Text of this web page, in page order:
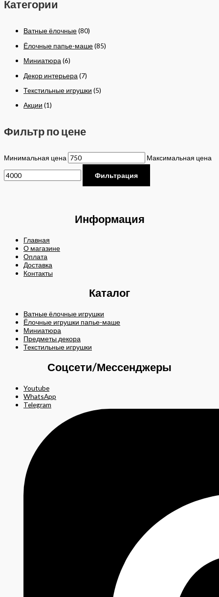
Категории
Ватные ёлочные(80)
Ёлочные папье-маше(85)
Миниатюра (6)
Декор интерьера (7)
Текстильные игрушки (5)
Акции (1)
Фильтр по цене
Минимальная цена Максимальная цена
Фильтрация
Информация
Главная
О магазине
Оплата
Доставка
Контакты
Каталог
Ватные ёлочные игрушки
Ёлочные игрушки папье-маше
Миниатюра
Предметы декора
Текстильные игрушки
Соцсети/Мессенджеры
Youtube
WhatsApp
Telegram